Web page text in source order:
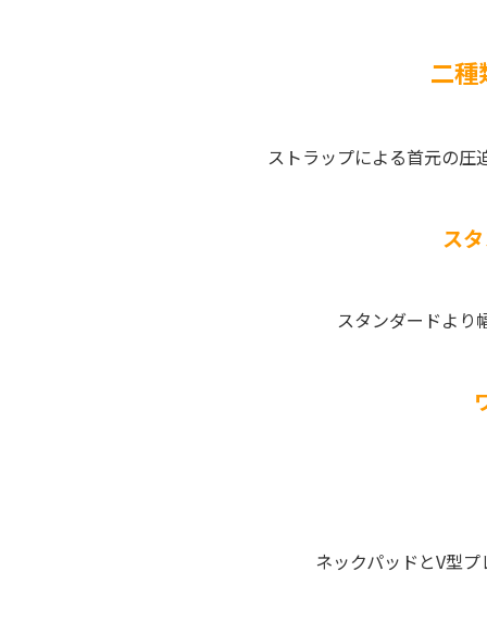
二種
ストラップによる首元の圧
ス
スタンダードより
ネックパッドとV型